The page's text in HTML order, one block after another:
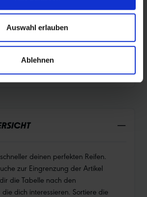
Auswahl erlauben
Ablehnen
deinen perfekten Reifen.
zur Eingrenzung der Artikel
die Tabelle nach den
dich interessieren. Sortiere die